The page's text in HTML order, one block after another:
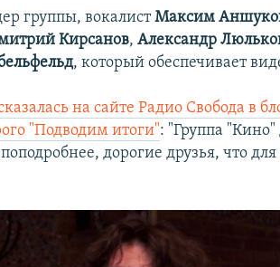
группы, вокалистМаксим
Кирсанов,Александр
, который обеспечивает
на сайте Радио Свобода в
"Подводим итоги": "Группа
дорогие друзья, что